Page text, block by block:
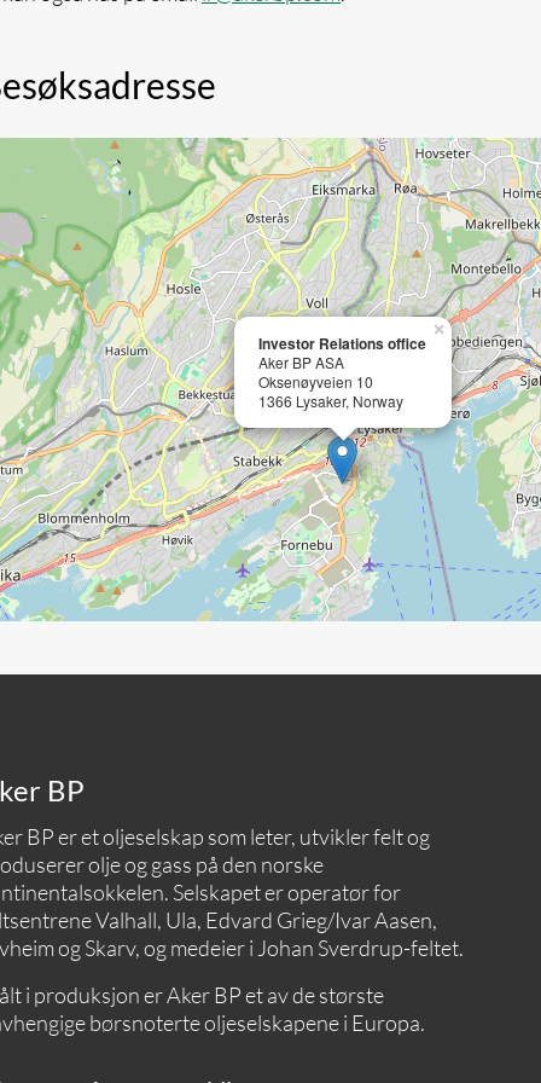
Investor Relations office
Aker BP ASA
Oksenøyveien 10
1366 Lysaker, Norway
×
BP
BP er et oljeselskap som leter, utvikler felt og
olje og gass på den norske
Selskapet er operatør for
Valhall, Ula, Edvard Grieg/Ivar Aasen,
og Skarv, og medeier i Johan Sverdrup-feltet.
i produksjon er Aker BP et av de største
børsnoterte oljeselskapene i Europa.